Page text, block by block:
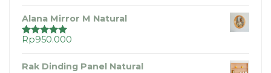
Alana Mirror M Natural
Dinilai5.00
Rp950.000
Rak Dinding Panel Natural